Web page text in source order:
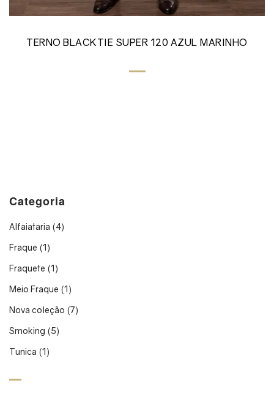
TERNO BLACKTIE SUPER 120 AZUL MARINHO
Categoria
Alfaiataria (4)
Fraque (1)
Fraquete (1)
Meio Fraque (1)
Nova coleção (7)
Smoking (5)
Tunica (1)